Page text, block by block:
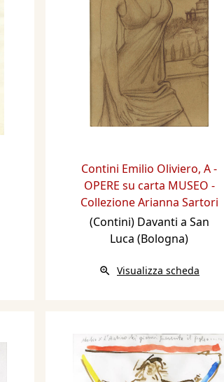
Contini Emilio Oliviero, A -
OPERE su carta MUSEO -
Collezione Arianna Sartori
(Contini) Davanti a San
Luca (Bologna)
Visualizza scheda